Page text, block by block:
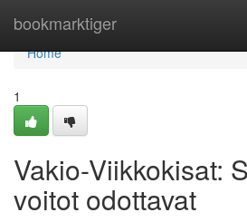
bookmarktiger
Home
Home
1
Vakio-Viikkokisat:
voitot odottavat